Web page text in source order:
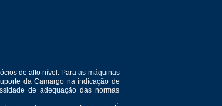
de alto nível. Para as máquinas
da Camargo na indicação de
de adequação das normas